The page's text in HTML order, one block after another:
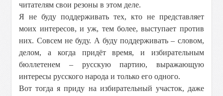
читателям свои резоны в этом деле.
Я не буду поддерживать тех, кто не представляет
моих интересов, и уж, тем более, выступает против
них. Совсем не буду. А буду поддерживать – словом,
делом, а когда придёт время, и избирательным
бюллетенем – русскую партию, выражающую
интересы русского народа и только его одного.
Вот тогда я приду на избирательный участок, даже